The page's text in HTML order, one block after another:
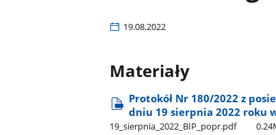
19.08.2022
Materiały
Protokół Nr 180/2022 z
dniu 19 sierpnia 2022 roku
19​_sierpnia​_2022​_BIP​_popr.pdf